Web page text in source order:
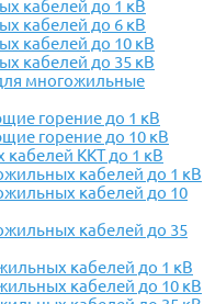
кабелей до 1 кВ
кабелей до 6 кВ
кабелей до 10 кВ
кабелей до 35 кВ
многожильные
горение до 1 кВ
горение до 10 кВ
ККТ до 1 кВ
кабелей до 1 кВ
кабелей до 10
кабелей до 35
кабелей до 1 кВ
кабелей до 10 кВ